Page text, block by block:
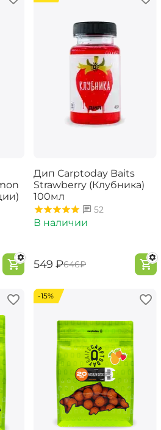
Дип Carptoday Baits
Strawberry (Клубника)
100мл
52
В наличии
‍549‍ ₽‍646‍₽
-15%